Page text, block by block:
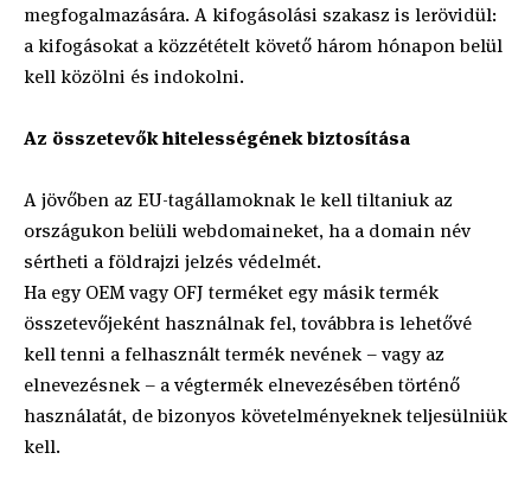
megfogalmazására. A kifogásolási szakasz is lerövidül:
a kifogásokat a közzétételt követő három hónapon belül
kell közölni és indokolni.
Az összetevők hitelességének biztosítása
A jövőben az EU-tagállamoknak le kell tiltaniuk az
országukon belüli webdomaineket, ha a domain név
sértheti a földrajzi jelzés védelmét.
Ha egy OEM vagy OFJ terméket egy másik termék
összetevőjeként használnak fel, továbbra is lehetővé
kell tenni a felhasznált termék nevének – vagy az
elnevezésnek – a végtermék elnevezésében történő
használatát, de bizonyos követelményeknek teljesülniük
kell.